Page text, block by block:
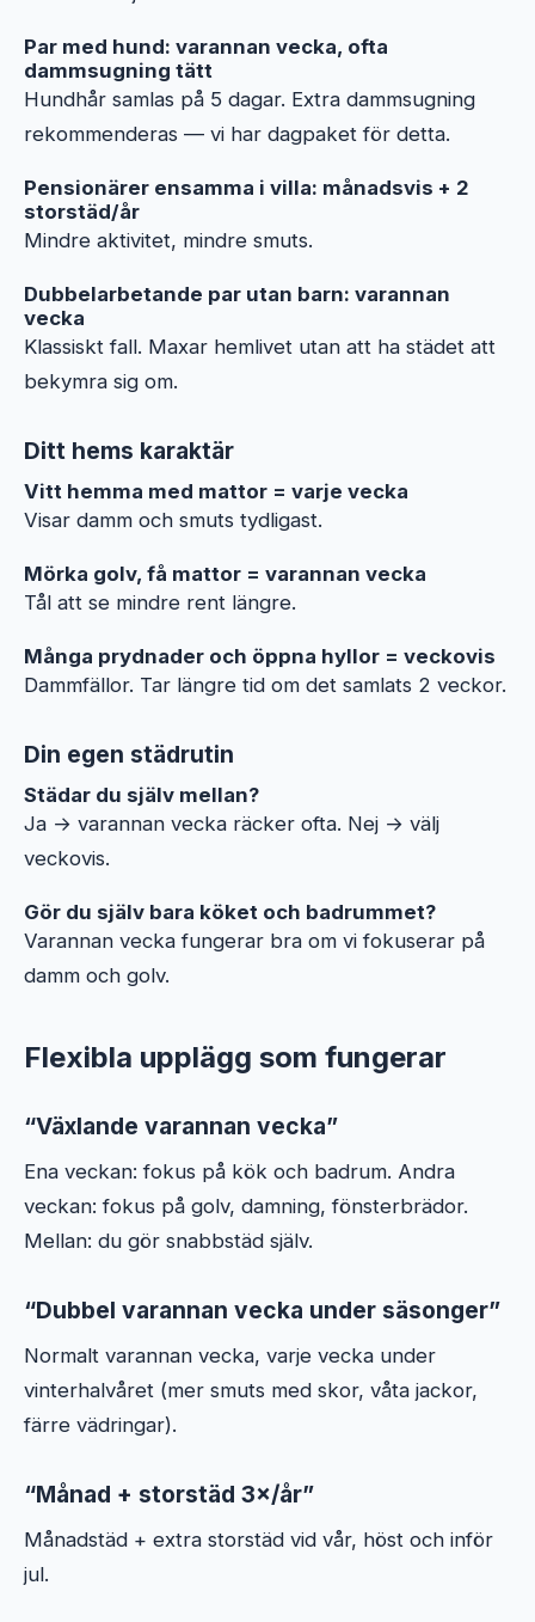
Par med hund: varannan vecka, ofta
dammsugning tätt
Hundhår samlas på 5 dagar. Extra dammsugning
rekommenderas — vi har dagpaket för detta.
Pensionärer ensamma i villa: månadsvis + 2
storstäd/år
Mindre aktivitet, mindre smuts.
Dubbelarbetande par utan barn: varannan
vecka
Klassiskt fall. Maxar hemlivet utan att ha städet att
bekymra sig om.
Ditt hems karaktär
Vitt hemma med mattor = varje vecka
Visar damm och smuts tydligast.
Mörka golv, få mattor = varannan vecka
Tål att se mindre rent längre.
Många prydnader och öppna hyllor = veckovis
Dammfällor. Tar längre tid om det samlats 2 veckor.
Din egen städrutin
Städar du själv mellan?
Ja → varannan vecka räcker ofta. Nej → välj
veckovis.
Gör du själv bara köket och badrummet?
Varannan vecka fungerar bra om vi fokuserar på
damm och golv.
Flexibla upplägg som fungerar
“Växlande varannan vecka”
Ena veckan: fokus på kök och badrum. Andra
veckan: fokus på golv, damning, fönsterbrädor.
Mellan: du gör snabbstäd själv.
“Dubbel varannan vecka under säsonger”
Normalt varannan vecka, varje vecka under
vinterhalvåret (mer smuts med skor, våta jackor,
färre vädringar).
“Månad + storstäd 3×/år”
Månadstäd + extra storstäd vid vår, höst och inför
jul.